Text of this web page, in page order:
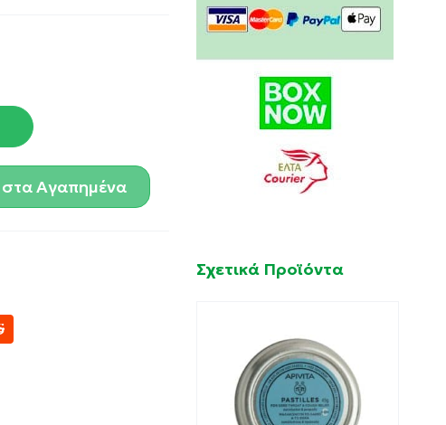
Αγαπημένα
Σχετικά Προϊόντα